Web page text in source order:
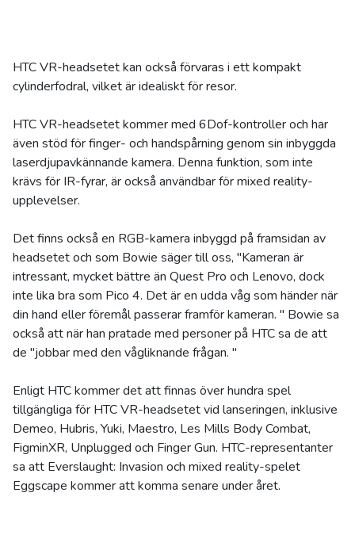
HTC VR-headsetet kan också förvaras i ett kompakt
cylinderfodral, vilket är idealiskt för resor.
HTC VR-headsetet kommer med 6Dof-kontroller och har
även stöd för finger- och handspårning genom sin inbyggda
laserdjupavkännande kamera. Denna funktion, som inte
krävs för IR-fyrar, är också användbar för mixed reality-
upplevelser.
Det finns också en RGB-kamera inbyggd på framsidan av
headsetet och som Bowie säger till oss, "Kameran är
intressant, mycket bättre än Quest Pro och Lenovo, dock
inte lika bra som Pico 4. Det är en udda våg som händer när
din hand eller föremål passerar framför kameran. " Bowie sa
också att när han pratade med personer på HTC sa de att
de "jobbar med den vågliknande frågan. "
Enligt HTC kommer det att finnas över hundra spel
tillgängliga för HTC VR-headsetet vid lanseringen, inklusive
Demeo, Hubris, Yuki, Maestro, Les Mills Body Combat,
FigminXR, Unplugged och Finger Gun. HTC-representanter
sa att Everslaught: Invasion och mixed reality-spelet
Eggscape kommer att komma senare under året.